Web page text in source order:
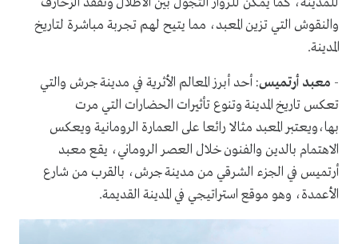
والنقوش التي تزين المعبد، مما يتيح لهم تجربة مباشرة لتاريخ
المدينة.
- معبد أرتميس: أحد أبرز المعالم الأثرية في مدينة جرش والتي
تعكس تاريخ المدينة وتنوع تأثيرات الحضارات التي مرت
بها،ويعتبر المعبد مثالا رائعا على العمارة الرومانية ويعكس
الاهتمام بالدين والفنون خلال العصر الروماني، يقع معبد
أرتميس في الجزء الشرقي من مدينة جرش، بالقرب من شارع
الأعمدة، وهو موقع استراتيجي في المدينة القديمة.